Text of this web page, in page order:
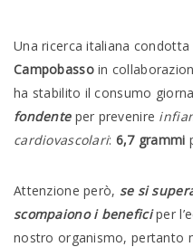
Una ricerca italiana condotta
Campobassoin
ha stabilito il consumo
fondenteper prevenire
cardiovascolari: 6,7 grammi
Attenzione però, se si
scompaiono i beneficiper
nostro organismo, pertanto